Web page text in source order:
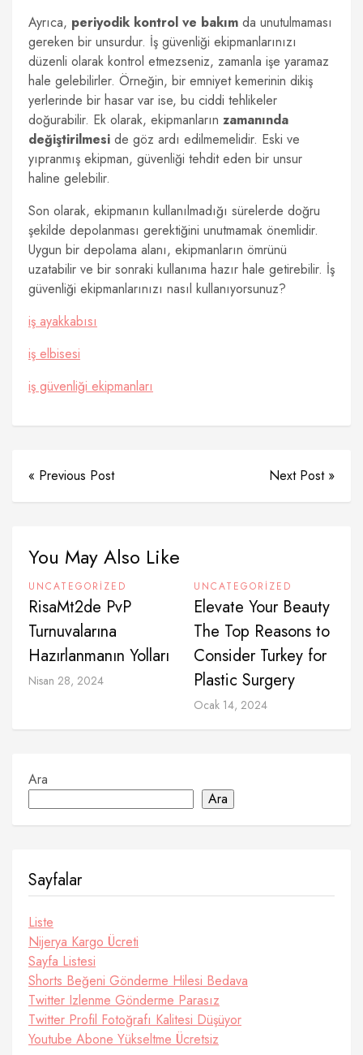
Ayrıca, periyodik kontrol ve bakım da unutulmaması
gereken bir unsurdur. İş güvenliği ekipmanlarınızı
düzenli olarak kontrol etmezseniz, zamanla işe yaramaz
hale gelebilirler. Örneğin, bir emniyet kemerinin dikiş
yerlerinde bir hasar var ise, bu ciddi tehlikeler
doğurabilir. Ek olarak, ekipmanların zamanında
değiştirilmesi de göz ardı edilmemelidir. Eski ve
yıpranmış ekipman, güvenliği tehdit eden bir unsur
haline gelebilir.
Son olarak, ekipmanın kullanılmadığı sürelerde doğru
şekilde depolanması gerektiğini unutmamak önemlidir.
Uygun bir depolama alanı, ekipmanların ömrünü
uzatabilir ve bir sonraki kullanıma hazır hale getirebilir. İş
güvenliği ekipmanlarınızı nasıl kullanıyorsunuz?
iş ayakkabısı
iş elbisesi
iş güvenliği ekipmanları
« Previous Post Next Post »
You May Also Like
UNCATEGORIZED
RisaMt2de PvP
Turnuvalarına
Hazırlanmanın Yolları
Nisan 28, 2024
UNCATEGORIZED
Elevate Your Beauty
The Top Reasons to
Consider Turkey for
Plastic Surgery
Ocak 14, 2024
Ara
Ara
Sayfalar
Liste
Nijerya Kargo Ücreti
Sayfa Listesi
Shorts Beğeni Gönderme Hilesi Bedava
Twitter Izlenme Gönderme Parasız
Twitter Profil Fotoğrafı Kalitesi Düşüyor
Youtube Abone Yükseltme Ücretsiz